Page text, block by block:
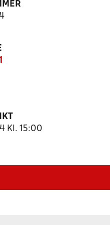
Kl. 15:00